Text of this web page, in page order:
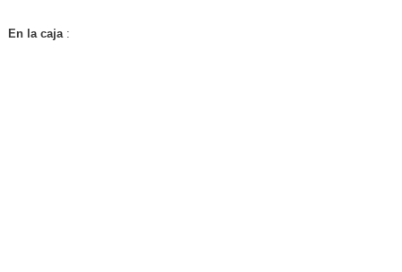
En la caja: